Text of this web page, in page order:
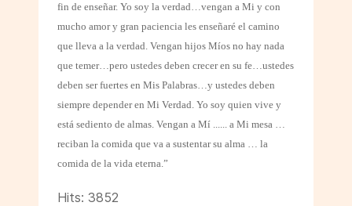
fin de enseñar. Yo soy la verdad…vengan a Mi y con
mucho amor y gran paciencia les enseñaré el camino
que lleva a la verdad. Vengan hijos Míos no hay nada
que temer…pero ustedes deben crecer en su fe…ustedes
deben ser fuertes en Mis Palabras…y ustedes deben
siempre depender en Mi Verdad. Yo soy quien vive y
está sediento de almas. Vengan a Mí ...... a Mi mesa …
reciban la comida que va a sustentar su alma … la
comida de la vida eterna.”
Hits: 3852